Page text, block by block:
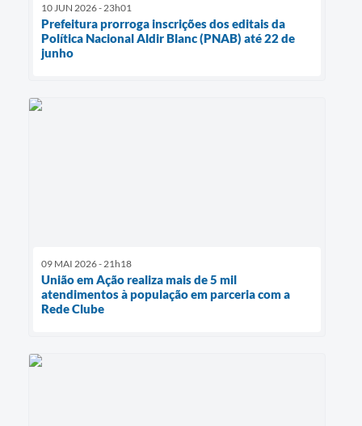
10 JUN 2026 - 23h01
Prefeitura prorroga inscrições dos editais da
Política Nacional Aldir Blanc (PNAB) até 22 de
junho
09 MAI 2026 - 21h18
União em Ação realiza mais de 5 mil
atendimentos à população em parceria com a
Rede Clube